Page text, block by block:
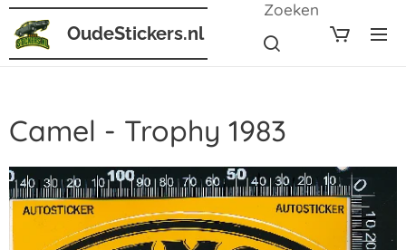
OudeStickers.nl
Zoeken
Camel - Trophy 1983